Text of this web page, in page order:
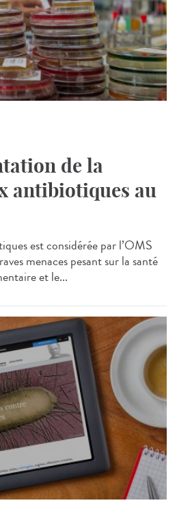
de la
antibiotiques au
est considérée par l’OMS
menaces pesant sur la santé
et le...